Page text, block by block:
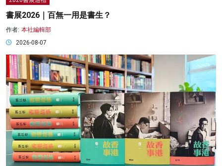
書展2026｜百無一用是書生？
作者: 本社編輯部
2026-08-07